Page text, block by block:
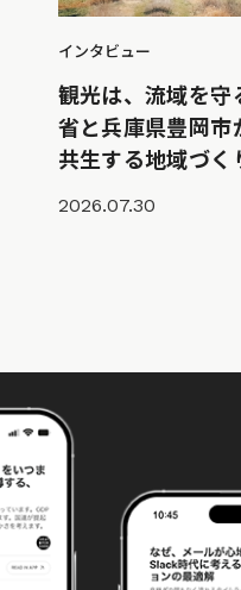
インタビュー
観光は、流域を守
省と兵庫県豊岡市
共生する地域づく
2026.07.30